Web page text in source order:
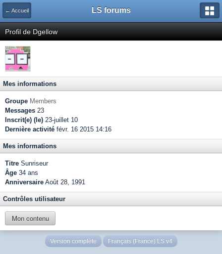
← Accueil LS forums
Profil de Dgellow
Mes informations
Groupe Members
Messages 23
Inscrit(e) (le) 23-juillet 10
Dernière activité févr. 16 2015 14:16
Mes informations
Titre Sunriseur
Âge 34 ans
Anniversaire Août 28, 1991
Contrôles utilisateur
Mon contenu
Version complète Français (France) LS v4